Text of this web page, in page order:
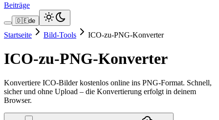
Beiträge
🇩🇪de
Startseite Bild-Tools ICO-zu-PNG-Konverter
ICO-zu-PNG-Konverter
Konvertiere ICO-Bilder kostenlos online ins PNG-Format. Schnell,
sicher und ohne Upload – die Konvertierung erfolgt in deinem
Browser.